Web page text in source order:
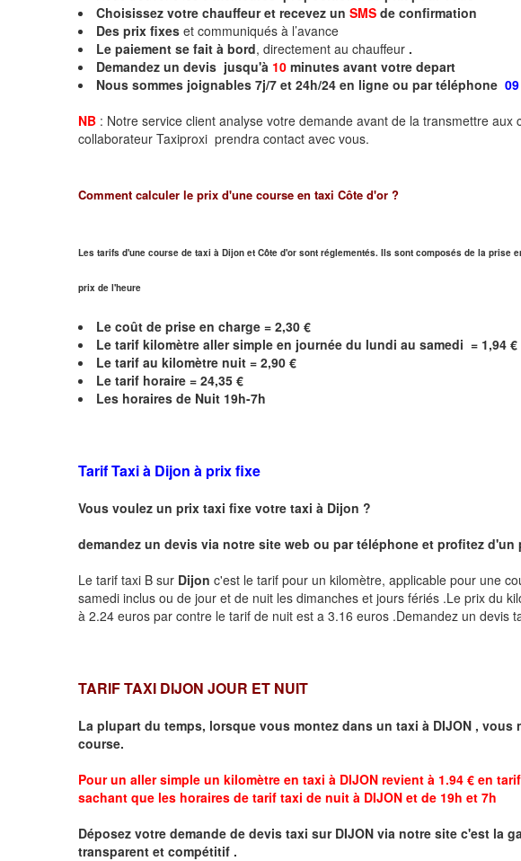
Choisissez votre chauffeur et recevez un SMS de confirmation
Des prix fixes et communiqués à l’avance
Le paiement se fait à bord, directement au chauffeur .
Demandez un devis jusqu'à 10 minutes avant votre depart
Nous sommes joignables 7j/7 et 24h/24 en ligne ou par téléphone
NB : Notre service client analyse votre demande avant de la transmettre aux
collaborateur Taxiproxi prendra contact avec vous.
Comment calculer le prix d'une course en taxi Côte d'or ?
Les tarifs d'une course de taxi à Dijon et Côte d'or sont réglementés. Ils sont composés de la prise
prix de l'heure
Le coût de prise en charge = 2,30 €
Le tarif kilomètre aller simple en journée du lundi au samedi = 1,94 €
Le tarif au kilomètre nuit = 2,90 €
Le tarif horaire = 24,35 €
Les horaires de Nuit 19h-7h
Tarif Taxi à Dijon à prix fixe
Vous voulez un prix taxi fixe votre taxi à Dijon ?
demandez un devis via notre site web ou par téléphone et profitez d'un
Le tarif taxi B sur Dijon c'est le tarif pour un kilomètre, applicable pour une
samedi inclus ou de jour et de nuit les dimanches et jours fériés .Le prix du
à 2.24 euros par contre le tarif de nuit est a 3.16 euros .Demandez un devis
TARIF TAXI DIJON JOUR ET NUIT
La plupart du temps, lorsque vous montez dans un taxi à DIJON , vous
course.
Pour un aller simple un kilomètre en taxi à DIJON revient à 1.94 € en
sachant que les horaires de tarif taxi de nuit à DIJON et de 19h et 7h
Déposez votre demande de devis taxi sur DIJON via notre site c'est la
transparent et compétitif .